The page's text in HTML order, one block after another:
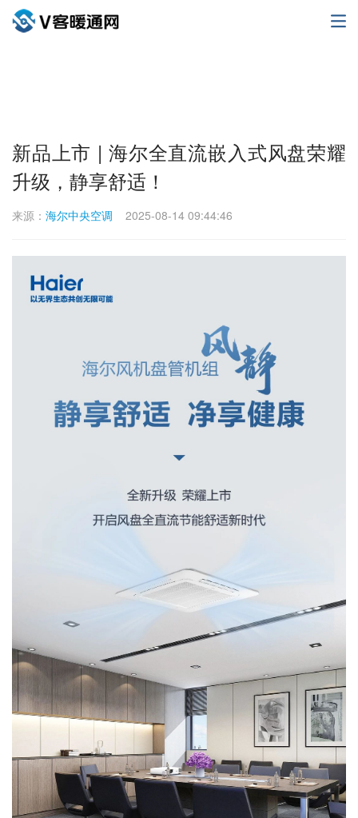
新品上市 | 海尔全直流嵌入式风盘荣耀
升级，静享舒适！
来源： 海尔中央空调 2025-08-14 09:44:46